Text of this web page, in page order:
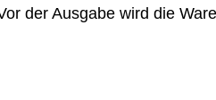
der Ausgabe wird die